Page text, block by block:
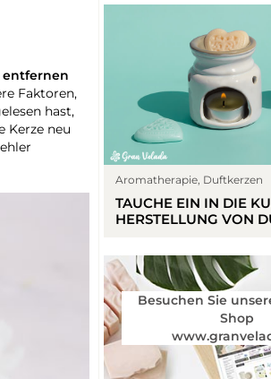
entfernen
Faktoren,
hast,
Kerze neu
IHRE EIGENEN
TAUFEN UND
Aromatherapie Duftkerzen
TAUCHE EIN IN DIE
HERSTELLUNG VON
VELADA
Besuchen Sie
Shop